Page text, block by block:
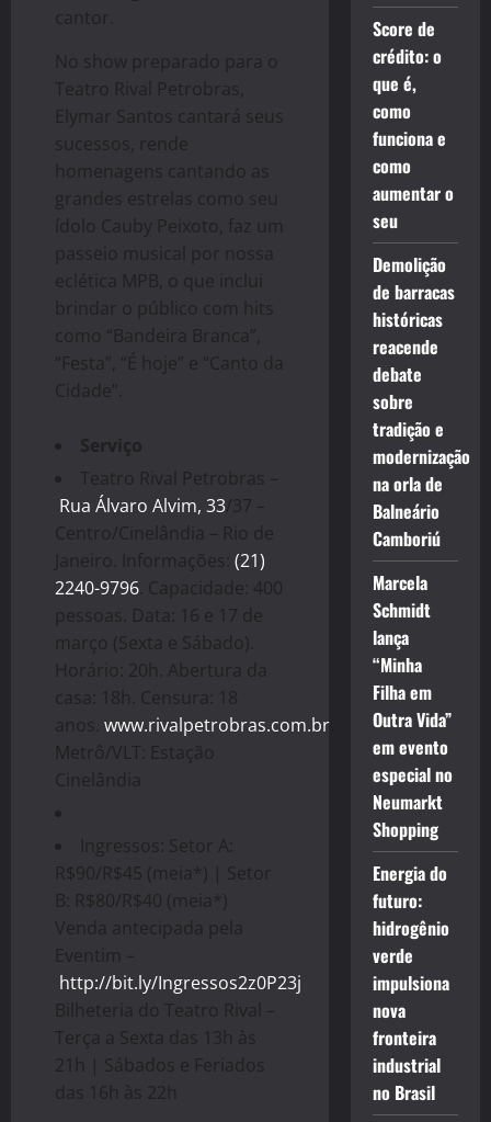
cantor.
No show preparado para o
Teatro Rival Petrobras,
Elymar Santos cantará seus
sucessos, rende
homenagens cantando as
grandes estrelas como seu
ídolo Cauby Peixoto, faz um
passeio musical por nossa
eclética MPB, o que inclui
brindar o público com hits
como “Bandeira Branca”,
“Festa”, “É hoje” e “Canto da
Cidade”.
Serviço
Teatro Rival Petrobras –
Rua Álvaro Alvim, 33/37 –
Centro/Cinelândia – Rio de
Janeiro. Informações: (21)
2240-9796 . Capacidade: 400
pessoas. Data: 16 e 17 de
março (Sexta e Sábado).
Horário: 20h. Abertura da
casa: 18h. Censura: 18
anos. www.rivalpetrobras.com.br
Metrô/VLT: Estação
Cinelândia
Ingressos: Setor A:
R$90/R$45 (meia*) | Setor
B: R$80/R$40 (meia*)
Venda antecipada pela
Eventim –
http://bit.ly/Ingressos2z0P23j
Bilheteria do Teatro Rival –
Terça a Sexta das 13h às
21h | Sábados e Feriados
das 16h às 22h
Score de
crédito: o
que é,
como
funciona e
como
aumentar o
seu
Demolição
de barracas
históricas
reacende
debate
sobre
tradição e
modernização
na orla de
Balneário
Camboriú
Marcela
Schmidt
lança
“Minha
Filha em
Outra Vida”
em evento
especial no
Neumarkt
Shopping
Energia do
futuro:
hidrogênio
verde
impulsiona
nova
fronteira
industrial
no Brasil